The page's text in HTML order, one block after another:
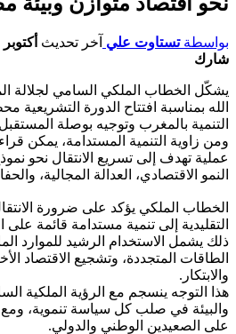
بواسطةتستاوت علي آخر تحديث أكتوبر 15, 2025
شارك
يشكّل الخطاب الملكي السامي لجلالة
الله بمناسبة افتتاح الدورة التشريعية
التنمية بالمغرب وتوجيه بوصلة
ومن زاوية التنمية المستدامة، يمكن
عملية تهدف إلى تسريع الانتقال نحو
النمو الاقتصادي، العدالة المجالية،
الخطاب الملكي يؤكد على ضرورة
التقليدية إلى تنمية مستدامة قائمة على
ذلك يشمل الاستخدام الرشيد للموارد
الطاقات المتجددة، وتشجيع الاقتصاد
والابتكار.
هذا التوجه ينسجم مع الرؤية الملكية
والبيئة في صلب كل سياسة تنموية، ومع
على الصعيدين الوطني والدولي.